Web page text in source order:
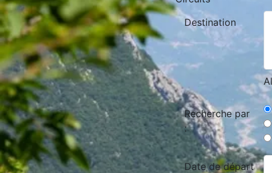
Destination
Recherche par
:
Date de départ